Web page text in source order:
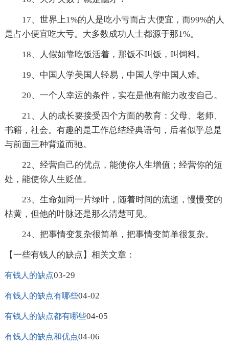
17、世界上1%的人是吃小亏而占大便宜，而99%的人
是占小便宜吃大亏。大多数成功人士都源于那1%。
18、人假如靠吃饭活着，那饭不叫饭，叫饲料。
19、中国人学美国人轻易，中国人学中国人难。
20、一个人幸运的条件，实在是他有能力改变自己。
21、人的成长要接受四个方面的教育：父母、老师、
书籍，社会。有趣的是工作总结经典语句，后者似乎总是
与前面三种背道而驰。
22、经营自己的优点，能使你人生增值；经营你的短
处，能使你人生贬值。
23、生命如同一片绿叶，随着时间的流逝，慢慢变的
枯黄，但他的叶脉还是那么清楚可见。
24、把事情变复杂很简单，把事情变简单很复杂。
【一些有钱人的缺点】相关文章：
有钱人的缺点03-29
有钱人的缺点有哪些04-02
有钱人的缺点都有哪些04-05
有钱人的缺点和优点04-06